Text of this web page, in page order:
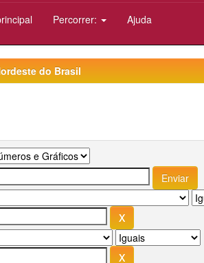
Percorrer: Ajuda
do Brasil